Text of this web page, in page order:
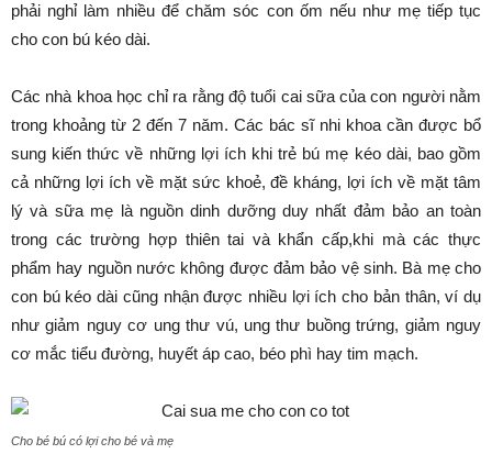
phải nghỉ làm nhiều để chăm sóc con ốm nếu như mẹ tiếp tục
cho con bú kéo dài.
Các nhà khoa học chỉ ra rằng độ tuổi cai sữa của con người nằm
trong khoảng từ 2 đến 7 năm. Các bác sĩ nhi khoa cần được bổ
sung kiến thức về những lợi ích khi trẻ bú mẹ kéo dài, bao gồm
cả những lợi ích về mặt sức khoẻ, đề kháng, lợi ích về mặt tâm
lý và sữa mẹ là nguồn dinh dưỡng duy nhất đảm bảo an toàn
trong các trường hợp thiên tai và khẩn cấp,khi mà các thực
phẩm hay nguồn nước không được đảm bảo vệ sinh. Bà mẹ cho
con bú kéo dài cũng nhận được nhiều lợi ích cho bản thân, ví dụ
như giảm nguy cơ ung thư vú, ung thư buồng trứng, giảm nguy
cơ mắc tiểu đường, huyết áp cao, béo phì hay tim mạch.
Cho bé bú có lợi cho bé và mẹ